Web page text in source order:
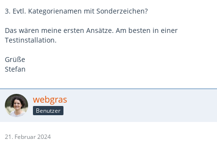
3. Evtl. Kategorienamen mit Sonderzeichen?
Das wären meine ersten Ansätze. Am besten in einer
Testinstallation.
Grüße
Stefan
webgras
Benutzer
21. Februar 2024